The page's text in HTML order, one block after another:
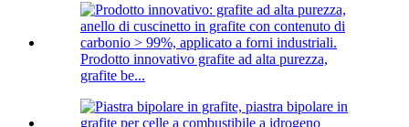
Prodotto innovativo grafite ad alta purezza,
grafite be...